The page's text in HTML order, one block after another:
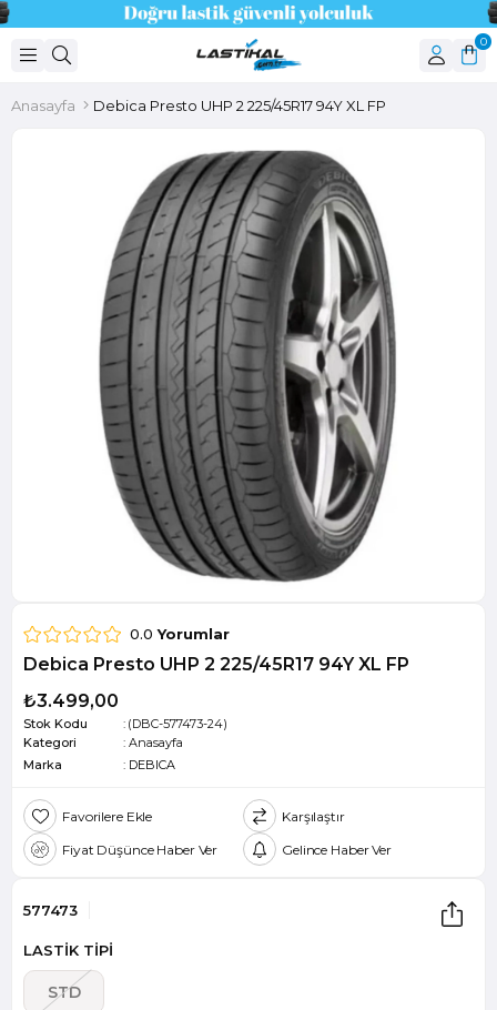
0
Anasayfa Debica Presto UHP 2 225/45R17 94Y XL FP
0.0 Yorumlar
Debica Presto UHP 2 225/45R17 94Y XL FP
₺3.499,00
Stok Kodu
(DBC-577473-24)
Kategori
: Anasayfa
Marka
: DEBICA
Favorilere Ekle
Karşılaştır
Fiyat Düşünce Haber Ver
Gelince Haber Ver
577473
LASTİK TİPİ
STD